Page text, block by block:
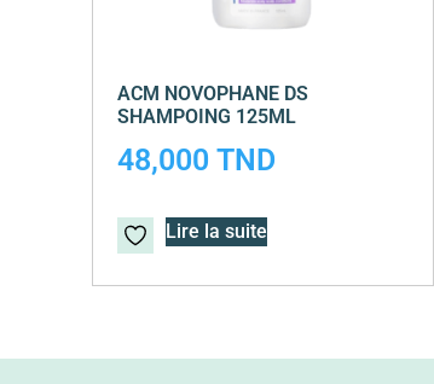
ACM NOVOPHANE DS
SHAMPOING 125ML
48,000TND
Lire la suite